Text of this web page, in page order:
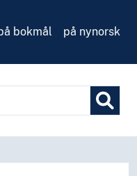
bokmål på nynorsk